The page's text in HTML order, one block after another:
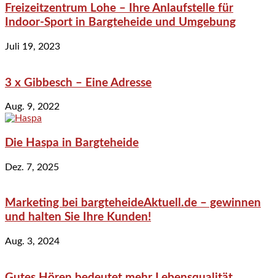
Freizeitzentrum Lohe – Ihre Anlaufstelle für
Indoor-Sport in Bargteheide und Umgebung
Juli 19, 2023
3 x Gibbesch – Eine Adresse
Aug. 9, 2022
Die Haspa in Bargteheide
Dez. 7, 2025
Marketing bei bargteheideAktuell.de – gewinnen
und halten Sie Ihre Kunden!
Aug. 3, 2024